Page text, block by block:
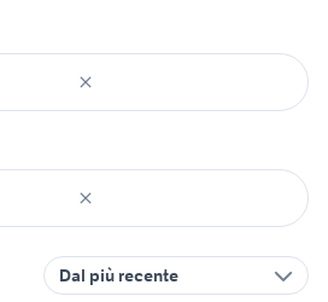
Dal più recente